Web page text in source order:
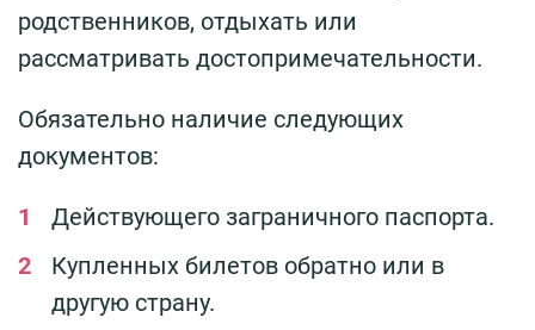
родственников, отдыхать или
рассматривать достопримечательности.
Обязательно наличие следующих
документов:
Действующего заграничного паспорта.
Купленных билетов обратно или в
другую страну.